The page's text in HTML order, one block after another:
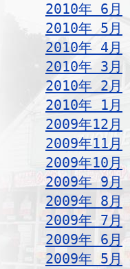
2010年 6月
2010年 5月
2010年 4月
2010年 3月
2010年 2月
2010年 1月
2009年12月
2009年11月
2009年10月
2009年 9月
2009年 8月
2009年 7月
2009年 6月
2009年 5月